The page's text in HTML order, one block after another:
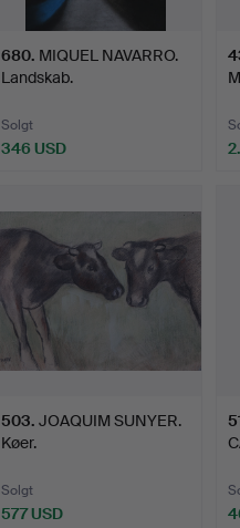
680. MIQUEL NAVARRO.
Landskab.
Solgt
346 USD
503. JOAQUIM SUNYER.
Køer.
Solgt
577 USD